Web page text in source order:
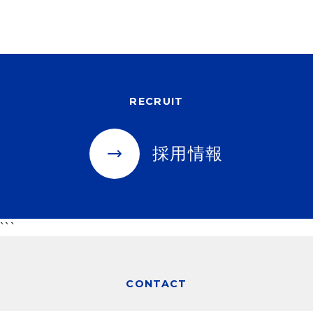
RECRUIT
採用情報
```
CONTACT